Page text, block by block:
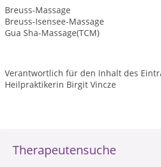
Therapeutensuche
Breuss-Massage
Breuss-Isensee-Massage
Gua Sha-Massage(TCM)
Verantwortlich für den Inhalt des
Heilpraktikerin Birgit Vincze